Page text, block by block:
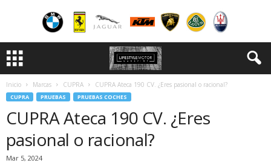
Inicio Marcas CUPRA CUPRA Ateca 190 CV. ¿Eres pasional o racional?
CUPRA PRUEBAS PRUEBAS COCHES
CUPRA Ateca 190 CV. ¿Eres
pasional o racional?
Mar 5, 2024